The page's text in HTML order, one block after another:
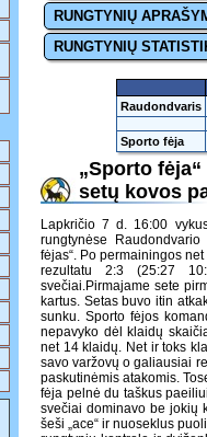
RUNGTYNIŲ
RUNGTYNIŲ
Raudondvaris
Sporto fėja
„Sporto
setų kovos
Lapkričio 7 d. 16:00
rungtynėse
fėjas“. Po permainingos
rezultatu 2:3 (25:27
svečiai.Pirmajame sete
kartus. Setas buvo itin
sunku. Sporto fėjos
nepavyko dėl klaidų
net 14 klaidų. Net ir toks
savo varžovų o galiausiai
paskutinėmis atakomis.
fėja pelnė du taškus
svečiai dominavo be jokių
šeši „ace“ ir nuoseklus